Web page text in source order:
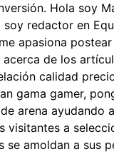
Hola soy
soy redactor en
apasiona
acerca de los
calidad
gama gamer,
arena ayudando a
visitantes a
se amoldan a sus